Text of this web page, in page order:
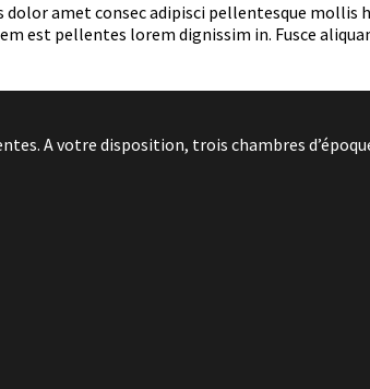
amet consec adipisci pellentesque mollis
est pellentes lorem dignissim in. Fusce
A votre disposition, trois chambres